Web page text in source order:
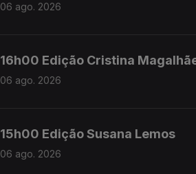
06 ago. 2026
16h00 Edição Cristina
06 ago. 2026
15h00 Edição Susana Lemos
06 ago. 2026